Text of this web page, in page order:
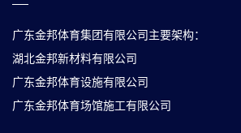
广东金邦体育集团有限公司主要架构：
湖北金邦新材料有限公司
广东金邦体育设施有限公司
广东金邦体育场馆施工有限公司